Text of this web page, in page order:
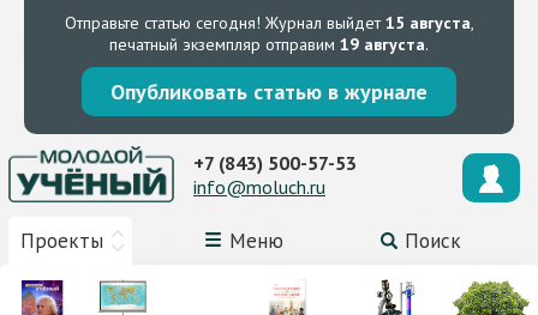
Отправьте статью сегодня! Журнал выйдет15 августа,
печатный экземпляр отправим 19 августа.
Опубликовать статью в журнале
Проекты Меню Поиск
+7 (843) 500-57-53
info@moluch.ru